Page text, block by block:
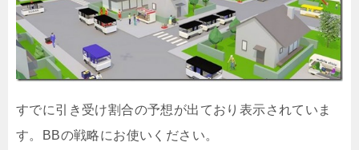
すでに引き受け割合の予想が出ており表示されていま
す。BBの戦略にお使いください。